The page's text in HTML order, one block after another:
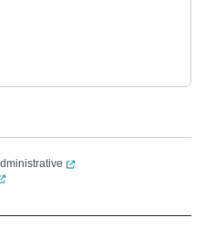
dans un nouvel onglet)
un nouvel onglet)
(ouverture dans un
(ouverture dans un nouvel onglet)